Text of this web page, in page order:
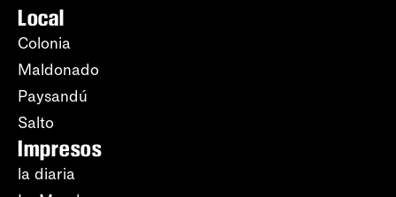
Local
Colonia
Maldonado
Paysandú
Salto
Impresos
la diaria